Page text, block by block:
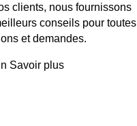
clients, nous fournissons
conseils pour toutes
et demandes.
Savoir plus